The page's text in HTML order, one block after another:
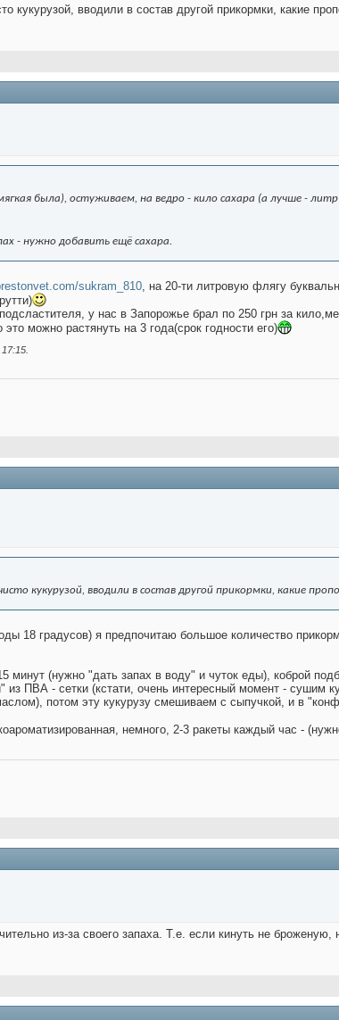
кукурузой, вводили в состав другой прикормки, какие
была), остуживаем, на ведро - кило сахара (а лучше -
- нужно добавить ещё сахара.
sukram_810, на 20-ти литровую флягу
у нас в Запорожье брал по 250 грн за
это можно растянуть на 3 года(срок годности его)
17:15
кукурузой, вводили в состав другой прикормки, какие
18 градусов) я предпочитаю большое количество
минут (нужно "дать запах в воду" и чуток еды), коброй
из ПВА - сетки (кстати, очень интересный момент - сушим
потом эту кукурузу смешиваем с сыпучкой, и в
немного, 2-3 ракеты каждый час -
из-за своего запаха. Т.е. если кинуть не броженую,